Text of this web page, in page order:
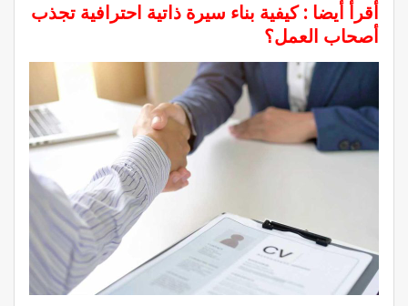
أقرأ أيضا :كيفية بناء سيرة ذاتية احترافية تجذب
أصحاب العمل؟